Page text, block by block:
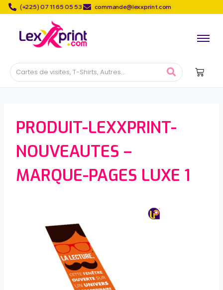
(+225) 07 11 65 05 53 commande@lexxprint.com
PRODUIT-LEXXPRINT-
NOUVEAUTES –
MARQUE-PAGES LUXE 1